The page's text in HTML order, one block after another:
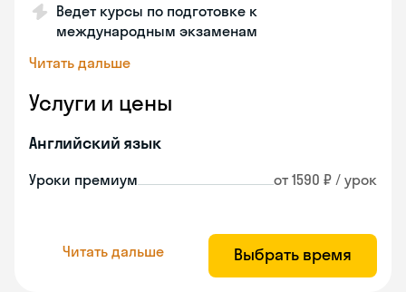
Ведет курсы по подготовке к
международным экзаменам
Читать дальше
Услуги и цены
Английский язык
Уроки премиум от 1590 ₽ / урок
Читать дальше Выбрать время